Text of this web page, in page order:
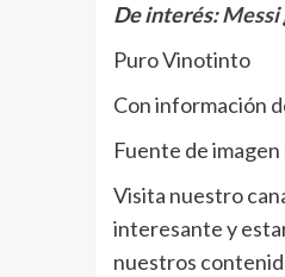
De interés:Messi
Puro Vinotinto
Con información
Fuente de
Visita nuestro
interesante y
nuestros